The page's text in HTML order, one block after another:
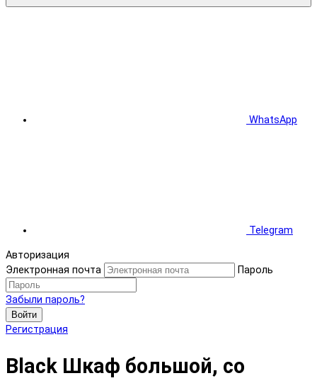
WhatsApp
Telegram
Авторизация
Электронная почта
Пароль
Забыли пароль?
Войти
Регистрация
Black Шкаф большой, со